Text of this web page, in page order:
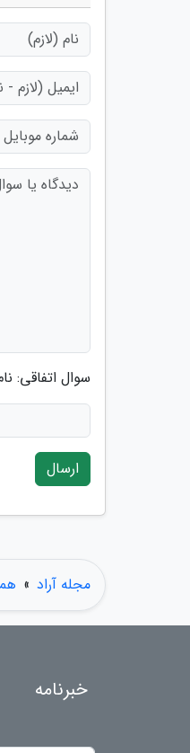
سوال اتفاقی:
ارسال
مجله آراد »
خبرنامه